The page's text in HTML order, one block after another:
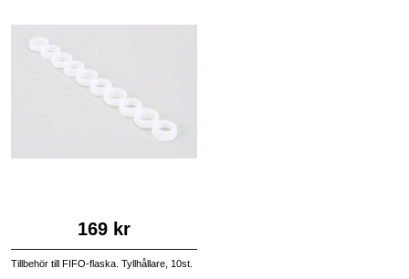
169 kr
Tillbehör till FIFO-flaska. Tyllhållare, 10st.